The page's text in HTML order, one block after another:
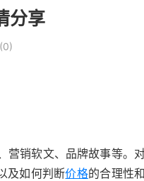
分享
0)
营销软文、品牌故事等。
及如何判断价格的合理性和